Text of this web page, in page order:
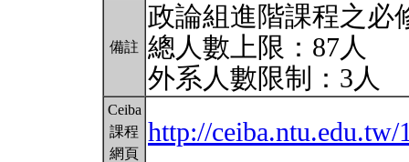
備註
政論組進階課程之必
總人數上限：87人
外系人數限制：3人
Ceiba
課程
網頁
http://ceiba.ntu.edu.tw/